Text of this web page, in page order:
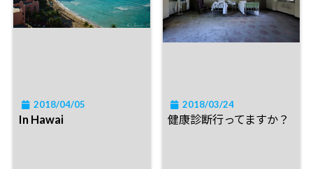
2018/04/05
In Hawai
2018/03/24
健康診断行ってますか？